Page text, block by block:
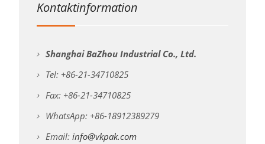
Kontaktinformation
Shanghai BaZhou Industrial Co., Ltd.
Tel: +86-21-34710825
Fax: +86-21-34710825
WhatsApp: +86-18912389279
Email: info@vkpak.com